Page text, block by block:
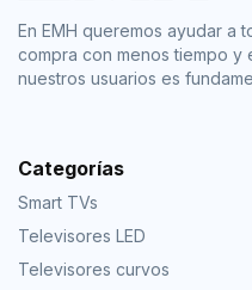
En EMH queremos ayudar a
compra con menos tiempo y
nuestros usuarios es
Categorías
Smart TVs
Televisores LED
Televisores curvos